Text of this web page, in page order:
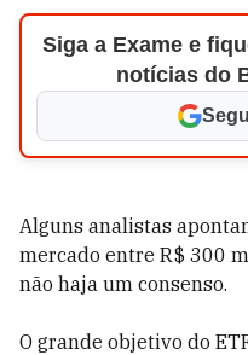
Siga a Exame e
notícias do
Alguns analistas
mercado entre R$ 300
não haja um consenso.
O grande objetivo do